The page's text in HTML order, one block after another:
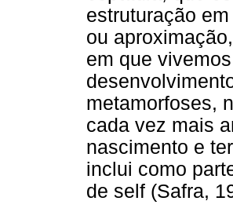
estruturação
ou
em que
metamorfoses,
cada vez mais
nascimento e
inclui como
de self (Safra,